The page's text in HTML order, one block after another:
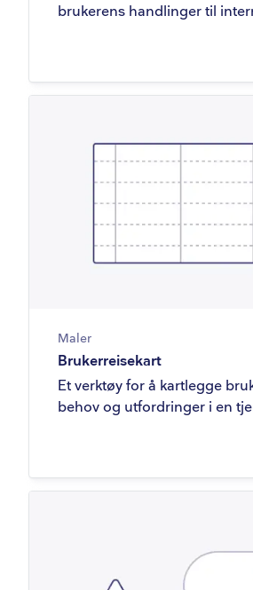
brukerens handlinger til
Maler
Brukerreisekart
Et verktøy for å kartlegge
behov og utfordringer i en